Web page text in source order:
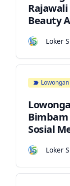
Beauty
Loker
Sosial
Loker